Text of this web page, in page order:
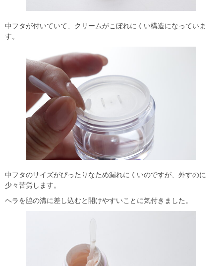
中フタが付いていて、クリームがこぼれにくい構造になっていま
す。
中フタのサイズがぴったりなため漏れにくいのですが、外すのに
少々苦労します。
ヘラを脇の溝に差し込むと開けやすいことに気付きました。